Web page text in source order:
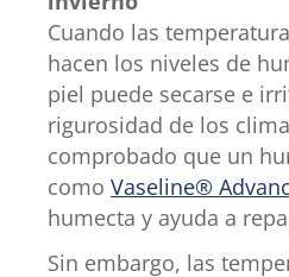
Cuando las
hacen los niveles de
piel puede secarse e
rigurosidad de los
comprobado que un
como Vaseline®
humecta y ayuda a
Sin embargo, las